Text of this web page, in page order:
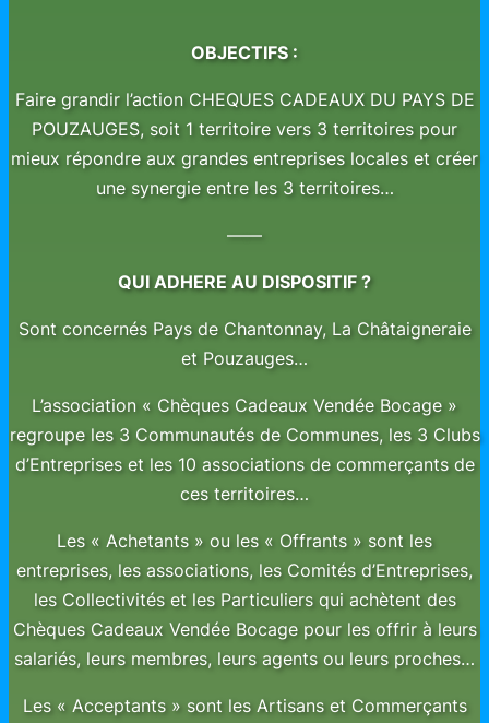
OBJECTIFS :
Faire grandir l’action CHEQUES CADEAUX DU PAYS DE
POUZAUGES, soit 1 territoire vers 3 territoires pour
mieux répondre aux grandes entreprises locales et créer
une synergie entre les 3 territoires…
——
QUI ADHERE AU DISPOSITIF ?
Sont concernés Pays de Chantonnay, La Châtaigneraie
et Pouzauges…
L’association « Chèques Cadeaux Vendée Bocage »
regroupe les 3 Communautés de Communes, les 3 Clubs
d’Entreprises et les 10 associations de commerçants de
ces territoires…
Les « Achetants » ou les « Offrants » sont les
entreprises, les associations, les Comités d’Entreprises,
les Collectivités et les Particuliers qui achètent des
Chèques Cadeaux Vendée Bocage pour les offrir à leurs
salariés, leurs membres, leurs agents ou leurs proches…
Les « Acceptants » sont les Artisans et Commerçants